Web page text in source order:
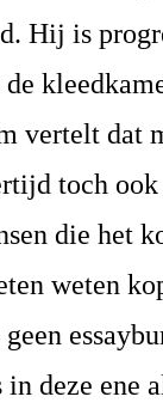
Hij is
vertelt dat
toch ook
die het
weten
geen
deze ene